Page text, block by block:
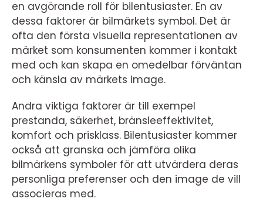
en avgörande roll för bilentusiaster. En av
dessa faktorer är bilmärkets symbol. Det är
ofta den första visuella representationen av
märket som konsumenten kommer i kontakt
med och kan skapa en omedelbar förväntan
och känsla av märkets image.
Andra viktiga faktorer är till exempel
prestanda, säkerhet, bränsleeffektivitet,
komfort och prisklass. Bilentusiaster kommer
också att granska och jämföra olika
bilmärkens symboler för att utvärdera deras
personliga preferenser och den image de vill
associeras med.